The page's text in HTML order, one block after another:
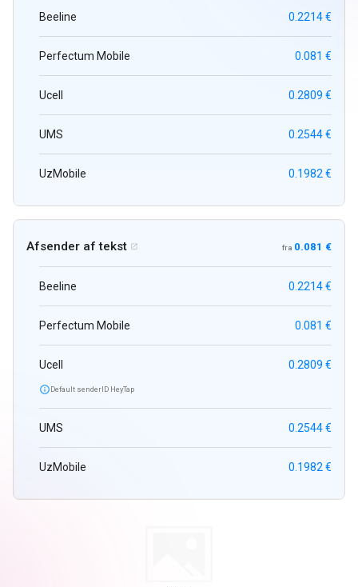
Beeline 0.2214 €
Perfectum Mobile 0.081 €
Ucell 0.2809 €
UMS 0.2544 €
UzMobile 0.1982 €
Afsender af tekst  fra 0.081 €
Beeline 0.2214 €
Perfectum Mobile 0.081 €
Ucell 0.2809 €
Default senderID HeyTap
UMS 0.2544 €
UzMobile 0.1982 €